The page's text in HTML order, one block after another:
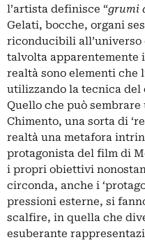
l’artista definisce “grumi
Gelati, bocche, organi
riconducibili all’universo
talvolta
realtà sono elementi che
utilizzando la tecnica del
Quello che può
Chimento, una sorta di
realtà una metafora
protagonista del film di
i propri obiettivi
circonda, anche i
pressioni esterne, si
scalfire, in quella che
esuberante